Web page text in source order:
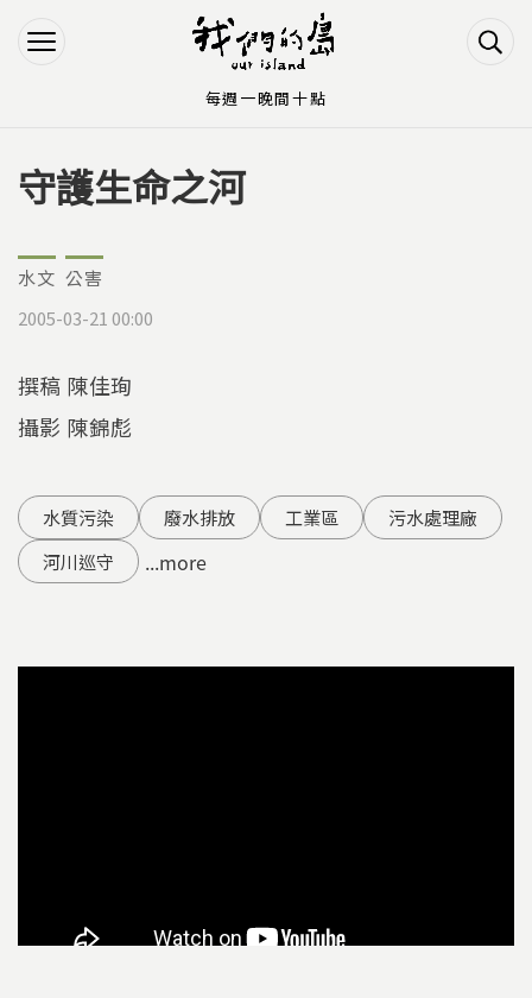
Jump to Navigation
Jump to Main content
您在這裡
守護生命之河
水文 公害
2005-03-21 00:00
撰稿 陳佳珣
攝影 陳錦彪
水質污染 廢水排放 工業區
污水處理廠
河川巡守
...more
每週一晚間十點